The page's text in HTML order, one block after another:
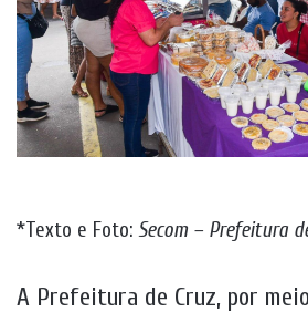
*Texto e Foto: Secom – Prefeitura
A Prefeitura de Cruz, por